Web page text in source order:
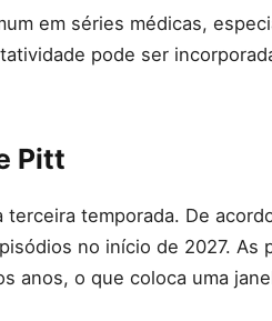
em séries médicas,
pode ser
Pitt
temporada. De
no início de 2027. As
anos, o que coloca uma